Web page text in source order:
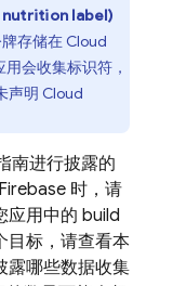
nutrition label)
存储在 Cloud
会收集标识符，
声明 Cloud
南进行披露的
时，请
应用中的 build
目标，请查看本
露哪些数据收集